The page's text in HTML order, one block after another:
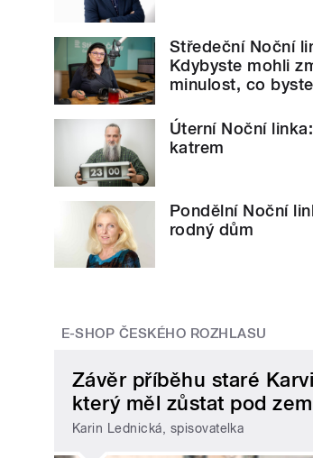
Středeční Noční
Kdybyste mohli
minulost, co
Úterní Noční
katrem
Pondělní Noční
rodný dům
E-SHOP ČESKÉHO ROZHLASU
Závěr příběhu staré
který měl zůstat pod
Karin Lednická, spisovatelka